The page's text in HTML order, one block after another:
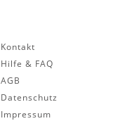
Kontakt
Hilfe & FAQ
AGB
Datenschutz
Impressum